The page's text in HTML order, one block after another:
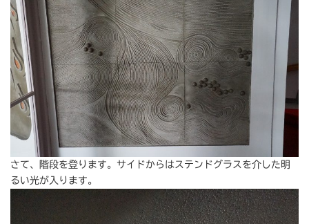
さて、階段を登ります。サイドからはステンドグラスを介した明
るい光が入ります。